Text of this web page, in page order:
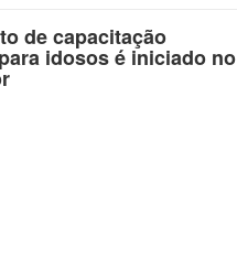
de capacitação
idosos é iniciado no